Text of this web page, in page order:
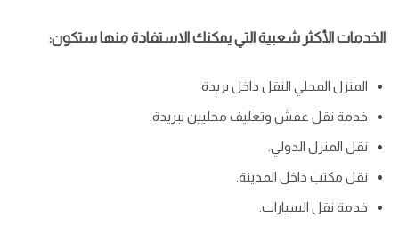
الخدمات الأكثر شعبية التي يمكنك الاستفادة منها ستكون:
المنزل المحلي النقل داخل بريدة
خدمة نقل عفش وتغليف محليين ببريدة.
نقل المنزل الدولي.
نقل مكتب داخل المدينة.
خدمة نقل السيارات.